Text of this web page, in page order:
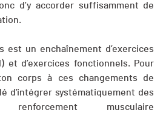
d’y accorder suffisamment de
est un enchaînement d’exercices
et d’exercices fonctionnels. Pour
corps à ces changements de
d'intégrer systématiquement des
musculaire